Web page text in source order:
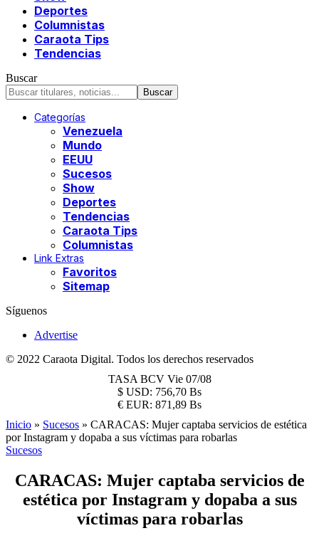
Deportes
Columnistas
Caraota Tips
Tendencias
Buscar
Categorías
Venezuela
Mundo
EEUU
Sucesos
Show
Deportes
Tendencias
Caraota Tips
Columnistas
Link Extras
Favoritos
Sitemap
Síguenos
Advertise
© 2022 Caraota Digital. Todos los derechos reservados
TASA BCV Vie 07/08
$ USD: 756,70 Bs
€ EUR: 871,89 Bs
Inicio » Sucesos » CARACAS: Mujer captaba servicios de estética
por Instagram y dopaba a sus víctimas para robarlas
Sucesos
CARACAS: Mujer captaba servicios de
estética por Instagram y dopaba a sus
víctimas para robarlas